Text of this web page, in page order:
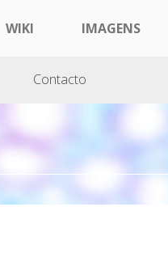
WIKI IMAGENS
Contacto